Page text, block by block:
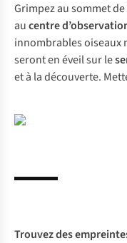
Grimpez au sommet de
aucentre
innombrables oiseaux
seront en éveil sur le
et à la découverte.
Trouvez des